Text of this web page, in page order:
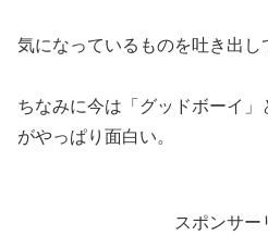
気になっているものを吐き出し
ちなみに今は「グッドボーイ
がやっぱり面白い。
スポンサー